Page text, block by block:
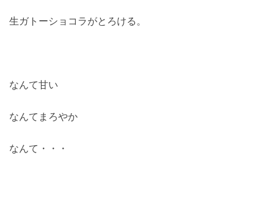
生ガトーショコラがとろける。
なんて甘い
なんてまろやか
なんて・・・